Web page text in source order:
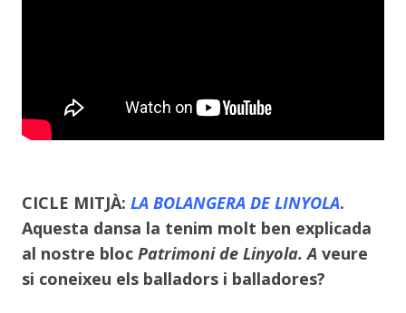
CICLE MITJÀ: LA BOLANGERA DE LINYOLA.
Aquesta dansa la tenim molt ben explicada
al nostre bloc Patrimoni de Linyola. A veure
si coneixeu els balladors i balladores?